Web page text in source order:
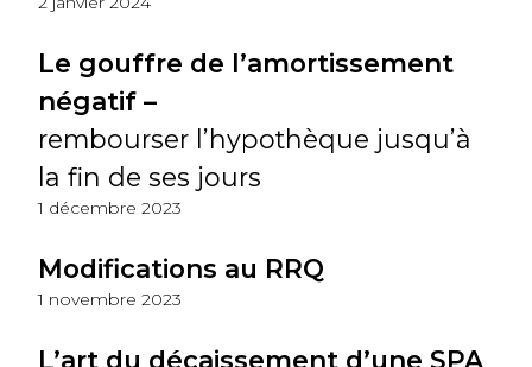
Le gouffre de l’amortissement
négatif –
rembourser l’hypothèque jusqu’à
la fin de ses jours
1 décembre 2023
Modifications au RRQ
1 novembre 2023
L’art du décaissement d’une SPA